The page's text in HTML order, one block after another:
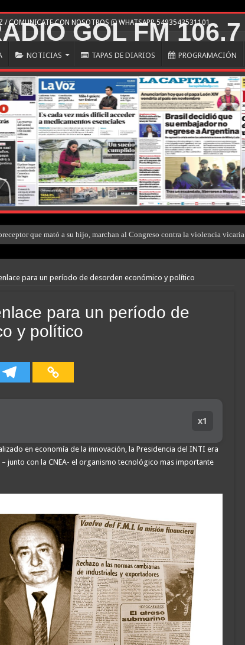
COMUNICATE CON NOSOTROS WHATSAPP 5493543531101
NOTICIAS TAPAS DE DIARIOS PROGRAMACIÓN
que mató a su hijo, marchan al Congreso contra la violencia vicaria
para un período de desorden económico y político
para un período de
y político
x1
en economía de la innovación, la Presidencia del INTI era
junto con la CNEA- el organismo tecnológico mas importante